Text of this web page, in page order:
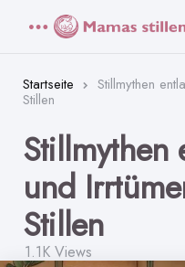
Startseite Stillmythen
Stillen
Stillmythen
und
Stillen
1.1K Views